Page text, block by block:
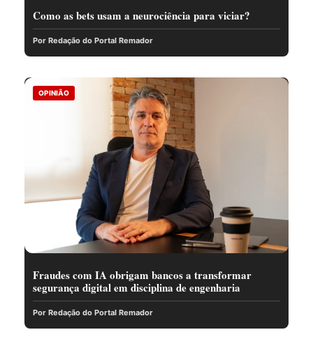
Como as bets usam a neurociência para viciar?
Por Redação do Portal Remador
OPINIÃO
Fraudes com IA obrigam bancos a transformar
segurança digital em disciplina de engenharia
Por Redação do Portal Remador